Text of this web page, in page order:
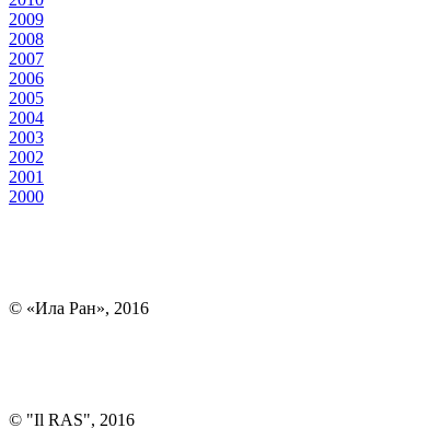
2009
2008
2007
2006
2005
2004
2003
2002
2001
2000
© «Ила Ран», 2016
© "Il RAS", 2016